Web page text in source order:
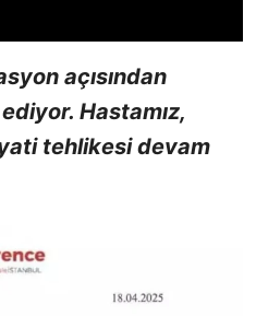
açısından
Hastamız,
tehlikesi devam